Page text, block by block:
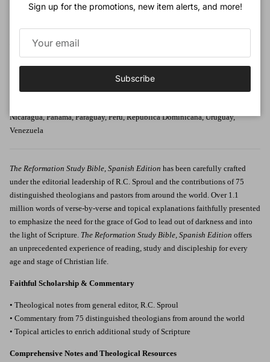
• Concordancia, tabla de pesos y medidas, y mucho más
Para información completamente en español, visitaLa Biblia de Estudio de
La Reforma .
Texto bíblico: La Biblia de las Américas (LBLA)
Poiema Publicaciones se encarga de los pedidos para los siguientes países:
Argentina, Bolivia, Chile, Colombia, Costa Rica, Cuba, Ecuador, El
Nicaragua, Panamá, Paraguay, Perú, República Dominicana, Uruguay,
Venezuela
The Reformation Study Bible, Spanish Edition has been carefully crafted
under the editorial leadership of R.C. Sproul and the contributions of 75
distinguished theologians and pastors from around the world. Over 1.1
million words of verse-by-verse and topical explanations faithfully presented
to emphasize the need for the grace of God to lead out of darkness and into
the light of Scripture. The Reformation Study Bible, Spanish Edition offers
an unprecedented experience of reading, study and discipleship for every
age and stage of Christian life.
Faithful Scholarship & Commentary
• Theological notes from general editor, R.C. Sproul
• Commentary from 75 distinguished theologians from around the world
• Topical articles to enrich additional study of Scripture
Comprehensive Notes and Theological Resources
Sign up for the promotions, new item alerts, and more!
Subscribe